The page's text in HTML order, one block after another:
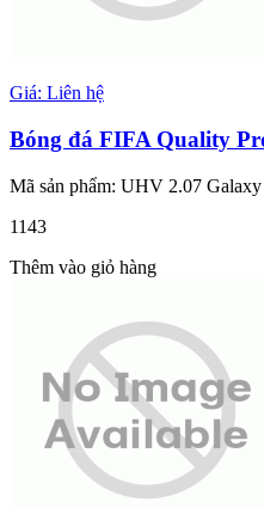
Giá: Liên hệ
Bóng đá FIFA Quality
Mã sản phẩm: UHV 2.07 Galaxy
1143
Thêm vào giỏ hàng